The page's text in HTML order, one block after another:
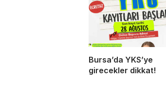
Bursa’da YKS’ye
girecekler dikkat!